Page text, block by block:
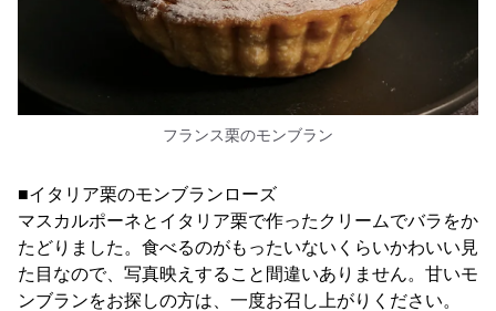
フランス栗のモンブラン
■イタリア栗のモンブランローズ
マスカルポーネとイタリア栗で作ったクリームでバラをか
たどりました。食べるのがもったいないくらいかわいい見
た目なので、写真映えすること間違いありません。甘いモ
ンブランをお探しの方は、一度お召し上がりください。